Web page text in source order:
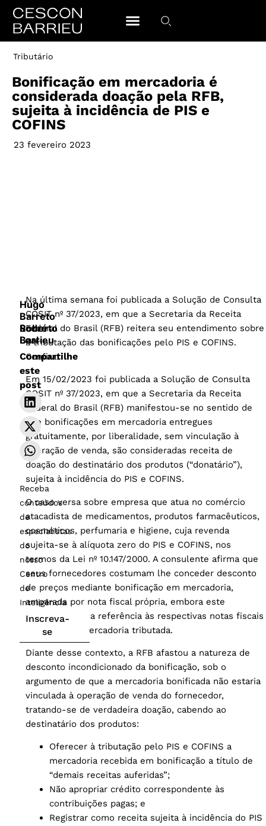
Tributário
Bonificação em mercadoria é
considerada doação pela RFB,
sujeita à incidência de PIS e
COFINS
23 fevereiro 2023
Na última semana foi publicada a Solução de Consulta
COSIT nº 37/2023, em que a Secretaria da Receita
Federal do Brasil (RFB) reitera seu entendimento sobre
a tributação das bonificações pelo PIS e COFINS.
Confira:
Em 15/02/2023 foi publicada a Solução de Consulta
COSIT nº 37/2023, em que a Secretaria da Receita
Federal do Brasil (RFB) manifestou-se no sentido de
que bonificações em mercadoria entregues
gratuitamente, por liberalidade, sem vinculação à
operação de venda, são consideradas receita de
doação do destinatário dos produtos (“donatário”),
sujeita à incidência do PIS e COFINS.
O caso versa sobre empresa que atua no comércio
atacadista de medicamentos, produtos farmacêuticos,
cosméticos, perfumaria e higiene, cuja revenda
sujeita-se à alíquota zero do PIS e COFINS, nos
termos da Lei nº 10.147/2000. A consulente afirma que
seus fornecedores costumam lhe conceder desconto
de preços mediante bonificação em mercadoria,
amparada por nota fiscal própria, embora este
documento faça referência às respectivas notas fiscais
de venda da mercadoria tributada.
Diante desse contexto, a RFB afastou a natureza de
desconto incondicionado da bonificação, sob o
argumento de que a mercadoria bonificada não estaria
vinculada à operação de venda do fornecedor,
tratando-se de verdadeira doação, cabendo ao
destinatário dos produtos:
Oferecer à tributação pelo PIS e COFINS a
mercadoria recebida em bonificação a título de
“demais receitas auferidas”;
Não apropriar crédito correspondente às
contribuições pagas; e
Registrar como receita sujeita à incidência do PIS
Hugo
Barreto
Sodré
Leal
Roberto
Barrieu
Compartilhe
este
post
Receba
conteúdos
de
especialistas
do
nosso
Centro
de
Inteligência
Inscreva-
se